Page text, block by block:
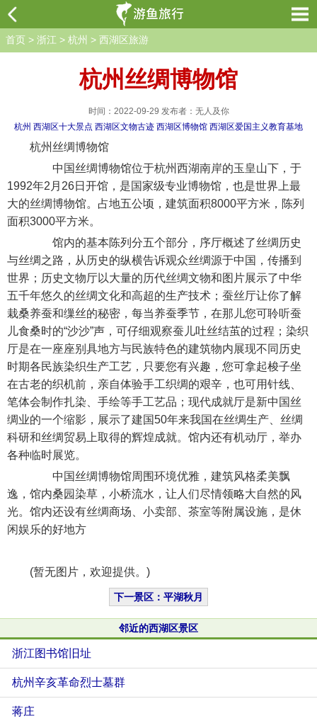
首页 > 浙江 > 杭州 > 西湖区旅游
杭州丝绸博物馆
时间：2022-09-29 发布者：无人及你
杭州 西湖区十大景点 西湖区文物古迹 西湖区博物馆 西湖区爱国主义教育基地
杭州丝绸博物馆
中国丝绸博物馆位于杭州西湖南岸的玉皇山下，于
1992年2月26日开馆，是国家级专业博物馆，也是世界上最
大的丝绸博物馆。占地五公顷，建筑面积8000平方米，陈列
面积3000平方米。
馆内的基本陈列分五个部分，序厅概述了丝绸历史
与丝绸之路，从历史的纵横告诉观众丝绸源于中国，传播到
世界；历史文物厅以大量的历代丝绸文物和图片展示了中华
五千年悠久的丝绸文化和高超的生产技术；蚕丝厅让你了解
栽桑养蚕和缫丝的秘密，每当养蚕季节，在那儿您可聆听蚕
儿食桑时的“沙沙”声，可仔细观察蚕儿吐丝结茧的过程；染织
厅是在一座座别具地方与民族特色的建筑物内展现不同历史
时期各民族染织生产工艺，只要您有兴趣，您可拿起梭子坐
在古老的织机前，亲自体验手工织绸的艰辛，也可用针线、
笔体会制作扎染、手绘等手工艺品；现代成就厅是新中国丝
绸业的一个缩影，展示了建国50年来我国在丝绸生产、丝绸
科研和丝绸贸易上取得的辉煌成就。馆内还有机动厅，举办
各种临时展览。
中国丝绸博物馆周围环境优雅，建筑风格柔美飘
逸，馆内桑园染草，小桥流水，让人们尽情领略大自然的风
光。馆内还设有丝绸商场、小卖部、茶室等附属设施，是休
闲娱乐的好地方
(暂无图片，欢迎提供。)
下一景区：平湖秋月
邻近的西湖区景区
浙江图书馆旧址
杭州辛亥革命烈士墓群
蒋庄